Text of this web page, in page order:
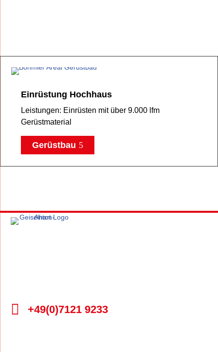
Einrüstung Hochhaus
Leistungen: Einrüsten mit über 9.000 lfm
Gerüstmaterial
Gerüstbau
 +49(0)7121 9233